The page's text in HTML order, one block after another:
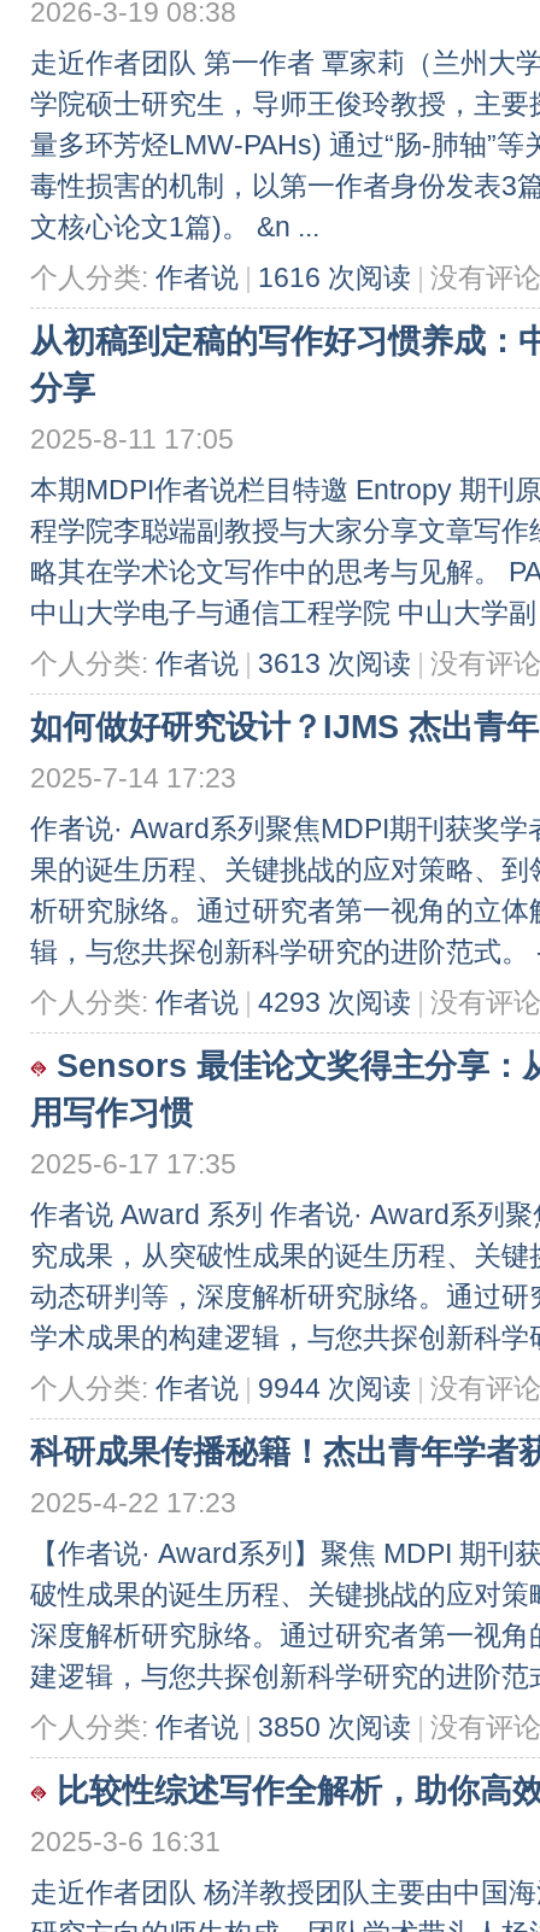
2026-3-19 08:38
走近作者团队 第一作者 覃家莉（兰州大
学院硕士研究生，导师王俊玲教授，主
量多环芳烃LMW-PAHs) 通过“肠-肺轴”
毒性损害的机制，以第一作者身份发表3
文核心论文1篇)。 &n ...
个人分类: 作者说 | 1616 次阅读 | 没有评论
从初稿到定稿的写作好习惯养成：
分享
2025-8-11 17:05
本期MDPI作者说栏目特邀 Entropy 期刊
程学院李聪端副教授与大家分享文章写
略其在学术论文写作中的思考与见解。
中山大学电子与通信工程学院 中山大学
个人分类: 作者说 | 3613 次阅读 | 没有评论
如何做好研究设计？IJMS 杰出青
2025-7-14 17:23
作者说· Award系列聚焦MDPI期刊获奖
果的诞生历程、关键挑战的应对策略、
析研究脉络。通过研究者第一视角的立
辑，与您共探创新科学研究的进阶范式。
个人分类: 作者说 | 4293 次阅读 | 没有评论
Sensors 最佳论文奖得主分享：
用写作习惯
2025-6-17 17:35
作者说 Award 系列 作者说· Award系列
究成果，从突破性成果的诞生历程、关
动态研判等，深度解析研究脉络。通过
学术成果的构建逻辑，与您共探创新科学
个人分类: 作者说 | 9944 次阅读 | 没有评论
科研成果传播秘籍！杰出青年学者
2025-4-22 17:23
【作者说· Award系列】聚焦 MDPI 期刊
破性成果的诞生历程、关键挑战的应对
深度解析研究脉络。通过研究者第一视
建逻辑，与您共探创新科学研究的进阶
个人分类: 作者说 | 3850 次阅读 | 没有评论
比较性综述写作全解析，助你高
2025-3-6 16:31
走近作者团队 杨洋教授团队主要由中国